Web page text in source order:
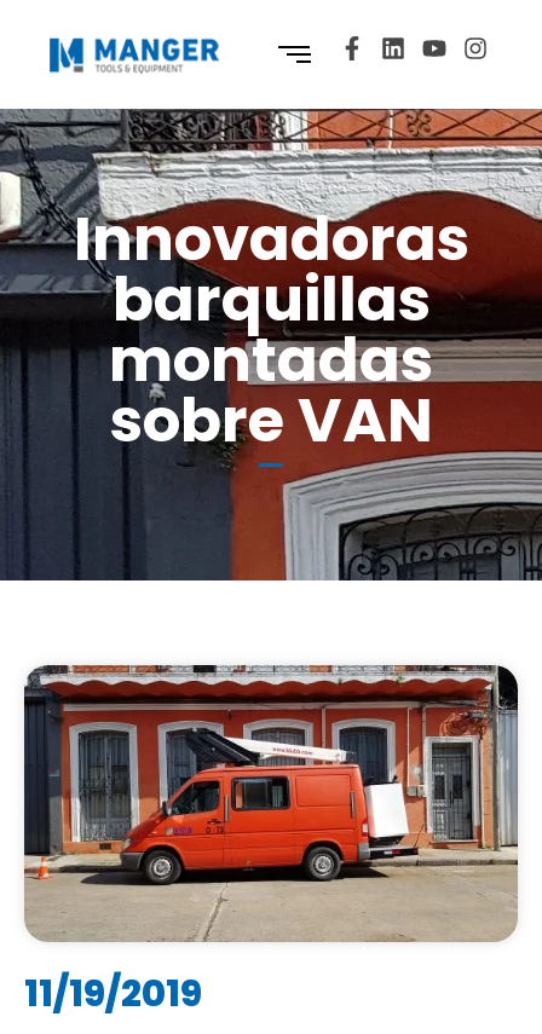
Innovadoras
barquillas
montadas
sobre VAN
11/19/2019